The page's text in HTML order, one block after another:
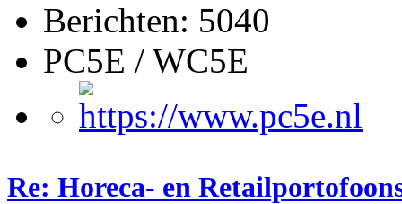
Berichten: 5040
PC5E / WC5E
Re: Horeca- en